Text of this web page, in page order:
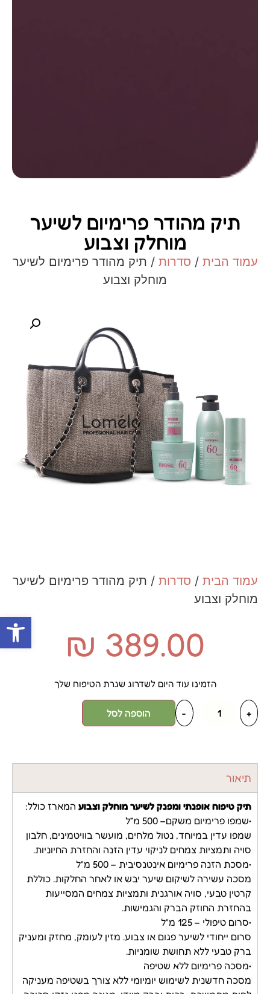
פתח
עמוד הבית / סדרות / תיק מהודר פרימיום לשיער
מוחלק וצבוע
389.00
₪
הזמינו עוד היום לשדרוג שגרת הטיפוח שלך
+
- הוספה לסל
תיאור
תיק טיפוח אופנתי ומפנק לשיער מוחלק וצבוע המארז כולל:
•שמפו פרימיום משקם– 500 מ”ל
שמפו עדין במיוחד, נטול מלחים, מועשר בוויטמינים, חלבון
סויה ותמציות צמחים לניקוי עדין הזנה והחזרת החיוניות.
•מסכת הזנה פרימיום אינטנסיבית – 500 מ”ל
מסכה עשירה לשיקום שיער יבש או לאחר החלקות. כוללת
קרטין טבעי, סויה אורגנית ותמציות צמחים המסייעות
בהחזרת החוזק הברק והגמישות.
•סרום טיפולי – 125 מ”ל
סרום ייחודי לשיער פגום או צבוע. מזין לעומק, מחזק ומעניק
ברק טבעי ללא תחושת שומניות.
•מסכה פרימיום ללא שטיפה
מסכה חדשנית לשימוש יומיומי ללא צורך בשטיפה מעניקה
תיק מהודר פרימיום לשיער
מוחלק וצבוע
עמוד הבית / סדרות / תיק מהודר פרימיום לשיער
מוחלק וצבוע